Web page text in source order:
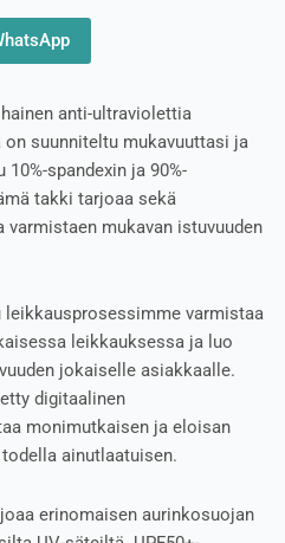
anti-ultraviolettia
suunniteltu mukavuuttasi ja
spandexin ja 90%-
takki tarjoaa sekä
mukavan istuvuuden
varmistaa
leikkauksessa ja luo
jokaiselle asiakkaalle.
digitaalinen
monimutkaisen ja eloisan
ainutlaatuisen.
erinomaisen aurinkosuojan